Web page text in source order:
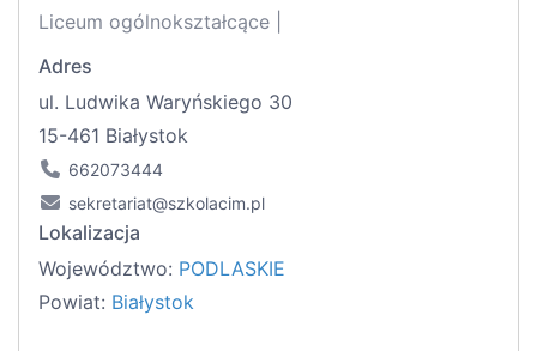
Liceum ogólnokształcące |
Adres
ul. Ludwika Waryńskiego 30
15-461 Białystok
662073444
sekretariat@szkolacim.pl
Lokalizacja
Województwo: PODLASKIE
Powiat: Białystok